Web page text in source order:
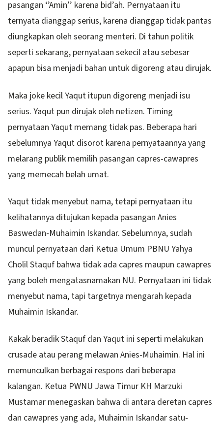
pasangan ‘’Amin’’ karena bid’ah. Pernyataan itu
ternyata dianggap serius, karena dianggap tidak pantas
diungkapkan oleh seorang menteri. Di tahun politik
seperti sekarang, pernyataan sekecil atau sebesar
apapun bisa menjadi bahan untuk digoreng atau dirujak.
Maka joke kecil Yaqut itupun digoreng menjadi isu
serius. Yaqut pun dirujak oleh netizen. Timing
pernyataan Yaqut memang tidak pas. Beberapa hari
sebelumnya Yaqut disorot karena pernyataannya yang
melarang publik memilih pasangan capres-cawapres
yang memecah belah umat.
Yaqut tidak menyebut nama, tetapi pernyataan itu
kelihatannya ditujukan kepada pasangan Anies
Baswedan-Muhaimin Iskandar. Sebelumnya, sudah
muncul pernyataan dari Ketua Umum PBNU Yahya
Cholil Staquf bahwa tidak ada capres maupun cawapres
yang boleh mengatasnamakan NU. Pernyataan ini tidak
menyebut nama, tapi targetnya mengarah kepada
Muhaimin Iskandar.
Kakak beradik Staquf dan Yaqut ini seperti melakukan
crusade atau perang melawan Anies-Muhaimin. Hal ini
memunculkan berbagai respons dari beberapa
kalangan. Ketua PWNU Jawa Timur KH Marzuki
Mustamar menegaskan bahwa di antara deretan capres
dan cawapres yang ada, Muhaimin Iskandar satu-